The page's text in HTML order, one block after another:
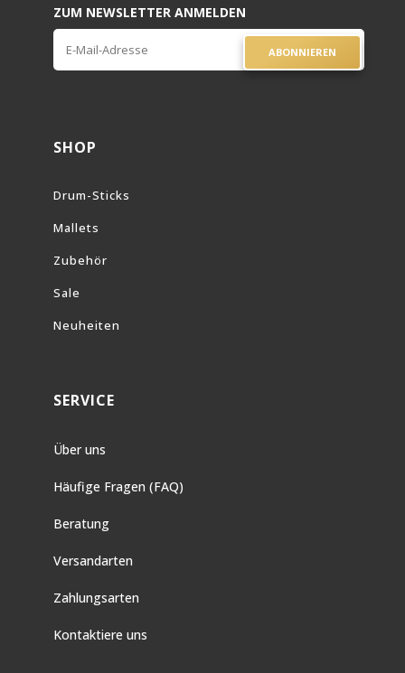
ZUM NEWSLETTER ANMELDEN
ABONNIEREN
SHOP
Drum-Sticks
Mallets
Zubehör
Sale
Neuheiten
SERVICE
Über uns
Häufige Fragen (FAQ)
Beratung
Versandarten
Zahlungsarten
Kontaktiere uns